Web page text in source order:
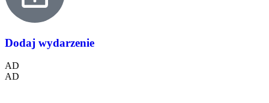
Dodaj wydarzenie
AD
AD